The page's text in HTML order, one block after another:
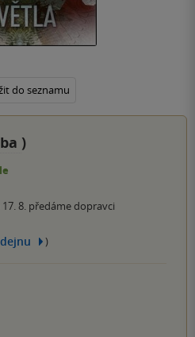
do seznamu
)
17. 8. předáme dopravci
)